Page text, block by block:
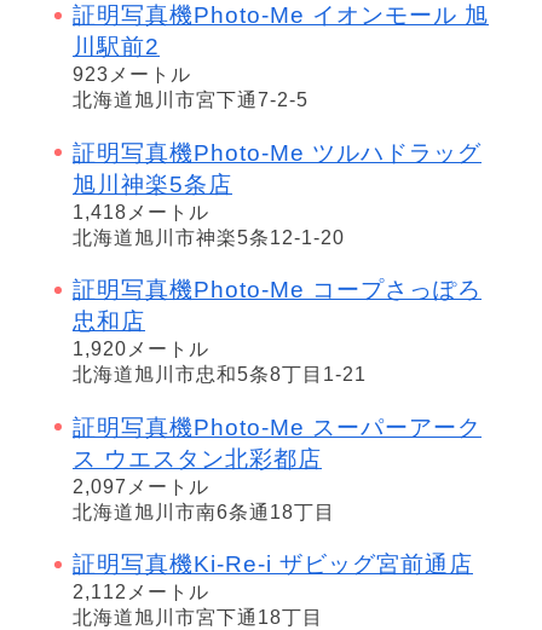
証明写真機Photo-Me イオンモール 旭
川駅前2
923メートル
北海道旭川市宮下通7-2-5
証明写真機Photo-Me ツルハドラッグ
旭川神楽5条店
1,418メートル
北海道旭川市神楽5条12-1-20
証明写真機Photo-Me コープさっぽろ
忠和店
1,920メートル
北海道旭川市忠和5条8丁目1-21
証明写真機Photo-Me スーパーアーク
ス ウエスタン北彩都店
2,097メートル
北海道旭川市南6条通18丁目
証明写真機Ki-Re-i ザビッグ宮前通店
2,112メートル
北海道旭川市宮下通18丁目